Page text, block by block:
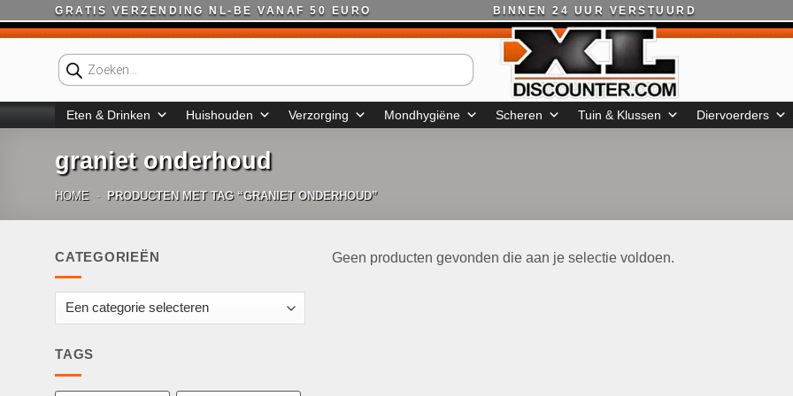
naar
GRATIS VERZENDING NL-BE VANAF 50 EURO BINNEN 24 UUR VERSTUURD
Producten
zoeken
Eten & Drinken Huishouden Verzorging Mondhygiëne Scheren Tuin & Klussen Diervoerders
graniet onderhoud
HOME - PRODUCTEN MET TAG “GRANIET ONDERHOUD”
CATEGORIEËN
TAGS
Geen producten gevonden die aan je selectie voldoen.